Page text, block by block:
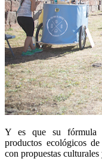
Y es que su fórmula
productos ecológicos
con propuestas